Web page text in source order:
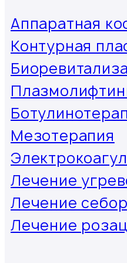
Аппаратная
Контурная
Мезотерапия
Лечение
Лечение
Лечение